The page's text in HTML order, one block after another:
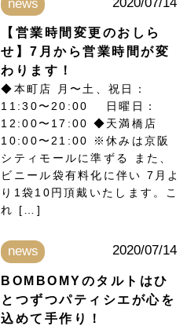
news
【営業時間変更のおしら
せ】7月から営業時間が変
わります！
◆本町店 月〜土、祝日：
11:30〜20:00 日曜日：
12:00〜17:00 ◆天満橋店
10:00〜21:00 ※休みは京阪
シティモールに準ずる また、
ビニール袋有料化に伴い 7月よ
り1袋10円頂戴いたします。こ
れ […]
news 2020/07/14
BOMBOMYのタルトはひ
とつずつパティシエが心を
込めて手作り！